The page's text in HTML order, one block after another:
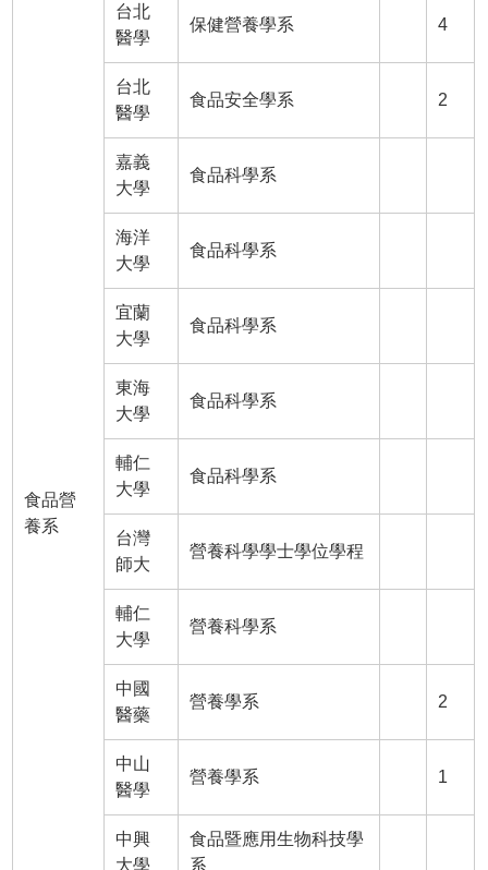
食品營
養系
台北
醫學
保健營養學系 4
台北
醫學
食品安全學系 2
嘉義
大學
食品科學系
海洋
大學
食品科學系
宜蘭
大學
食品科學系
東海
大學
食品科學系
輔仁
大學
食品科學系
台灣
師大
營養科學學士學位學程
輔仁
大學
營養科學系
中國
醫藥
營養學系 2
中山
醫學
營養學系 1
中興
大學
食品暨應用生物科技學
系